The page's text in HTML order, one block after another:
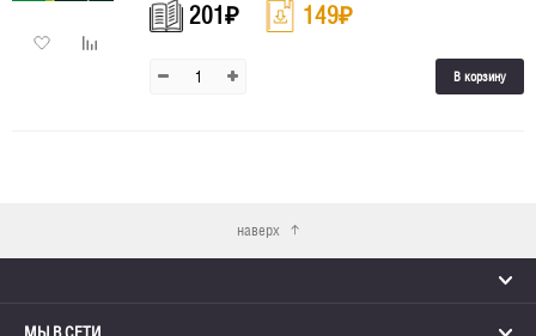
201₽ 149₽
В корзину
наверх